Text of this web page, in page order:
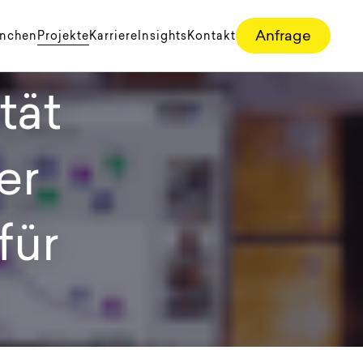
ProjekteKarriereInsightsKontakt Anfrage